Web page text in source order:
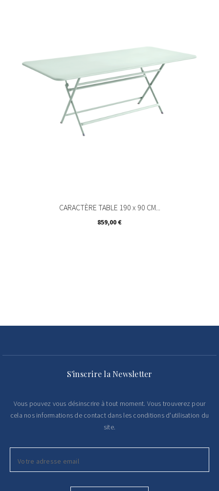
CARACTÈRE TABLE 190 x 90 CM...
Prix
859,00 €
S'inscrire la Newsletter
Vous pouvez vous désinscrire à tout moment. Vous trouverez pour
cela nos informations de contact dans les conditions d'utilisation du
site.